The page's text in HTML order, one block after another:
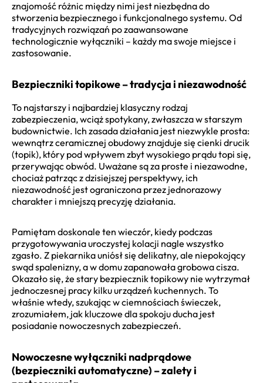
znajomość różnic między nimi jest niezbędna do
stworzenia bezpiecznego i funkcjonalnego systemu. Od
tradycyjnych rozwiązań po zaawansowane
technologicznie wyłączniki – każdy ma swoje miejsce i
zastosowanie.
Bezpieczniki topikowe – tradycja i niezawodność
To najstarszy i najbardziej klasyczny rodzaj
zabezpieczenia, wciąż spotykany, zwłaszcza w starszym
budownictwie. Ich zasada działania jest niezwykle prosta:
wewnątrz ceramicznej obudowy znajduje się cienki drucik
(topik), który pod wpływem zbyt wysokiego prądu topi się,
przerywając obwód. Uważane są za proste i niezawodne,
chociaż patrząc z dzisiejszej perspektywy, ich
niezawodność jest ograniczona przez jednorazowy
charakter i mniejszą precyzję działania.
Pamiętam doskonale ten wieczór, kiedy podczas
przygotowywania uroczystej kolacji nagle wszystko
zgasło. Z piekarnika uniósł się delikatny, ale niepokojący
swąd spalenizny, a w domu zapanowała grobowa cisza.
Okazało się, że stary bezpiecznik topikowy nie wytrzymał
jednoczesnej pracy kilku urządzeń kuchennych. To
właśnie wtedy, szukając w ciemnościach świeczek,
zrozumiałem, jak kluczowe dla spokoju ducha jest
posiadanie nowoczesnych zabezpieczeń.
Nowoczesne wyłączniki nadprądowe
(bezpieczniki automatyczne) – zalety i